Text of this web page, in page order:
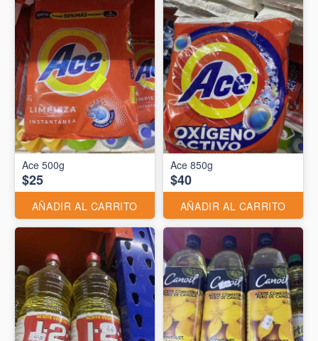
Ace 500g
$25
AÑADIR AL CARRITO
Ace 850g
$40
AÑADIR AL CARRITO